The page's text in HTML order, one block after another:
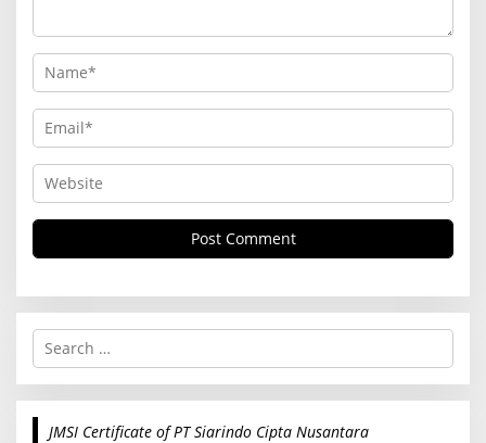
S
r
c
JMSI Certificate of PT Siarindo Cipta Nusantara